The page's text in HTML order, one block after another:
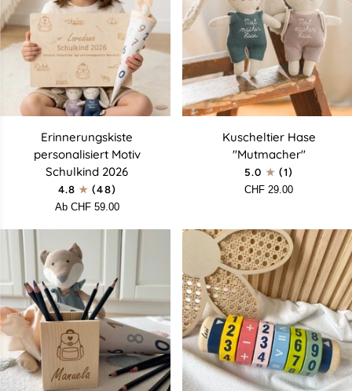
Erinnerungskiste
Motiv
Erinnerungskiste
personalisiert Motiv
Schulkind 2026
4.8
(48)
Ab CHF 59.00
KuscheltierKuscheltier Hase
"Mutmacher"
5.0
(1)
CHF 29.00